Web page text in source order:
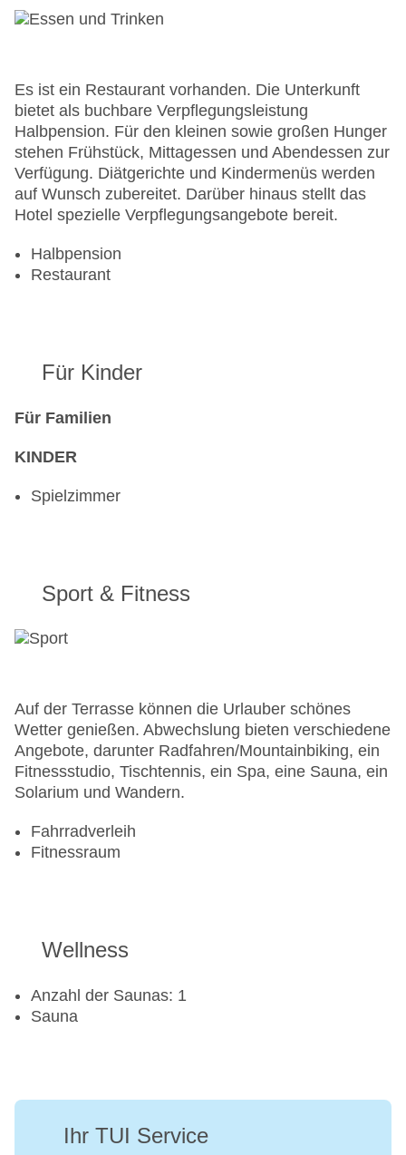
Es ist ein Restaurant vorhanden. Die Unterkunft
bietet als buchbare Verpflegungsleistung
Halbpension. Für den kleinen sowie großen Hunger
stehen Frühstück, Mittagessen und Abendessen zur
Verfügung. Diätgerichte und Kindermenüs werden
auf Wunsch zubereitet. Darüber hinaus stellt das
Hotel spezielle Verpflegungsangebote bereit.
Halbpension
Restaurant
Für Kinder
Für Familien
KINDER
Spielzimmer
Sport & Fitness
Auf der Terrasse können die Urlauber schönes
Wetter genießen. Abwechslung bieten verschiedene
Angebote, darunter Radfahren/Mountainbiking, ein
Fitnessstudio, Tischtennis, ein Spa, eine Sauna, ein
Solarium und Wandern.
Fahrradverleih
Fitnessraum
Wellness
Anzahl der Saunas: 1
Sauna
Ihr TUI Service